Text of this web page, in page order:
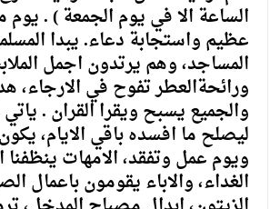
الساعة الا في يوم الجمعة ) . يوم
عظيم واستجابة دعاء. يبدا
المساجد، وهم يرتدون اجمل
ورائحةالعطر تفوح في الارجاء،
والجميع يسبح ويقرا القران .
ليصلح ما افسده باقي الايام،
ويوم عمل وتفقد، الامهات
الغداء، والاباء يقومون باعمال